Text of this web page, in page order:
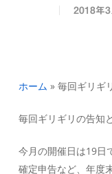
2018年3
ホーム » 毎回ギリギ
毎回ギリギリの告知
今月の開催日は19日
確定申告など、年度